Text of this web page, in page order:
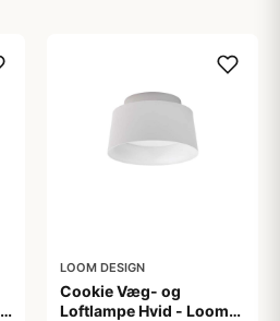
LOOM DESIGN
Cookie Væg- og
Loftlampe Hvid - Loom